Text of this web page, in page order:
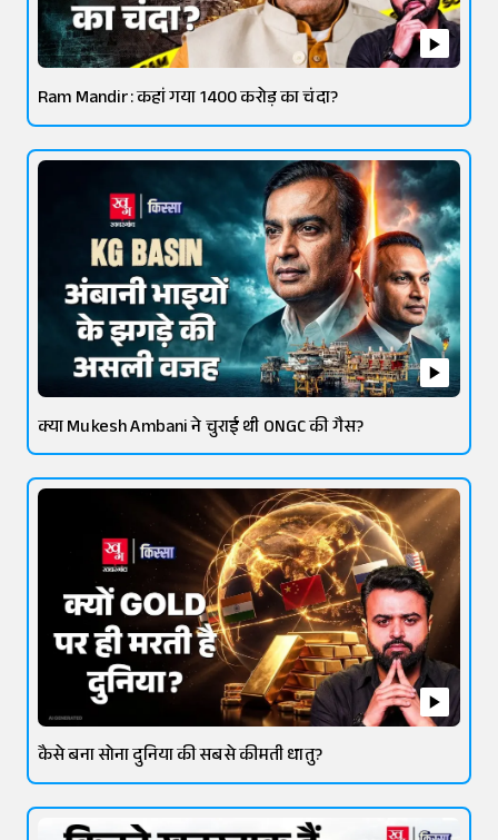
Ram Mandir: कहां गया 1400 करोड़ का चंदा?
क्या Mukesh Ambani ने चुराई थी ONGC की गैस?
कैसे बना सोना दुनिया की सबसे कीमती धातु?